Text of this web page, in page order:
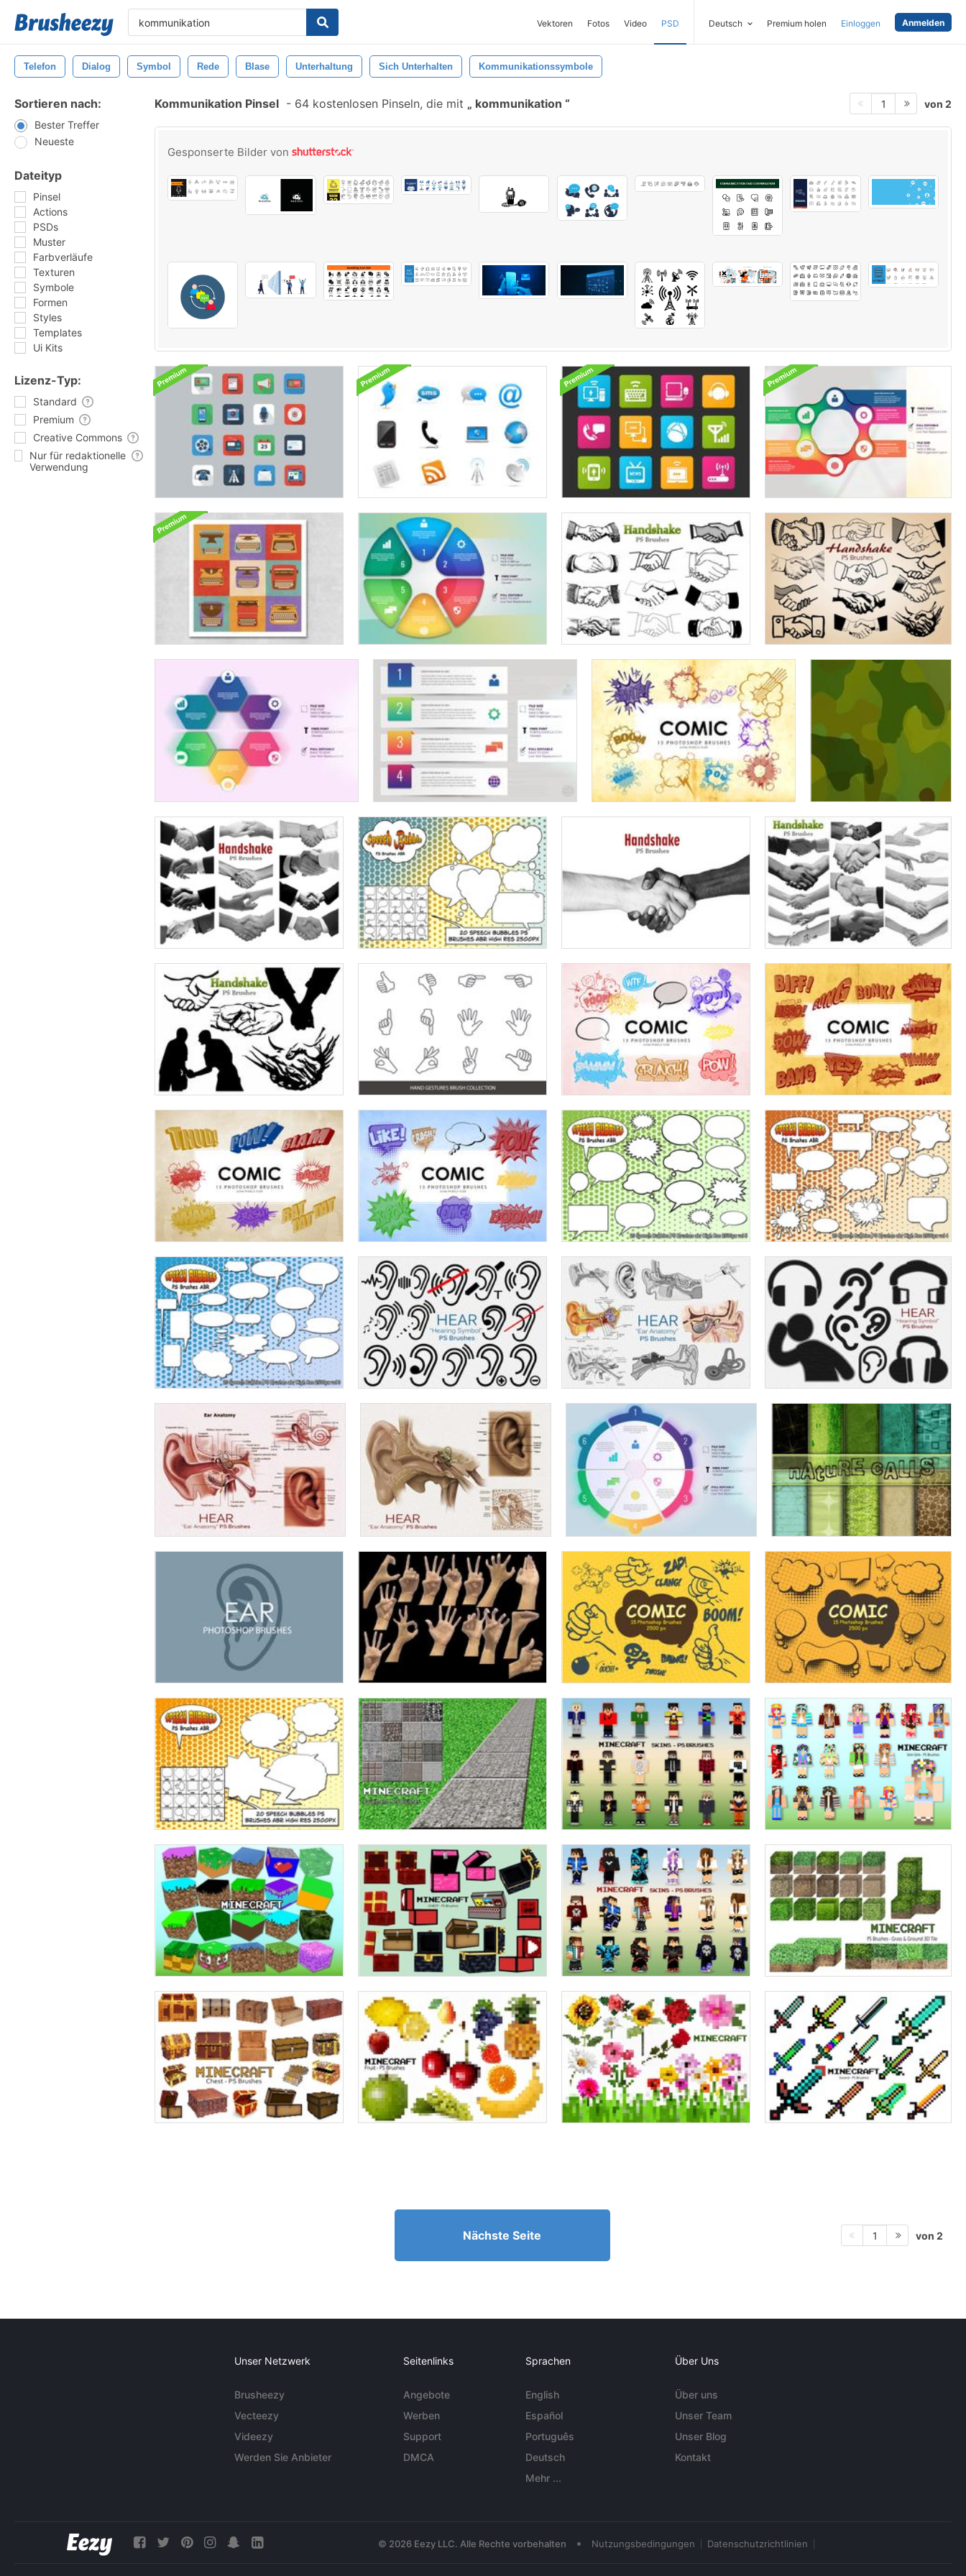
Vektoren Fotos Video PSD Deutsch Premium holen Einloggen Anmelden
Telefon Dialog Symbol Rede Blase Unterhaltung Sich Unterhalten Kommunikationssymbole
Sortieren nach:
Bester Treffer
Neueste
Dateityp
Pinsel
Actions
PSDs
Muster
Farbverläufe
Texturen
Symbole
Formen
Styles
Templates
Ui Kits
Lizenz-Typ:
Standard
Premium
Creative Commons
Nur für redaktionelle
Verwendung
Kommunikation Pinsel - 64 kostenlosen Pinseln, die mit kommunikation 1 von 2
Gesponserte Bilder von
Nächste Seite 1 von 2
Unser Netzwerk
Brusheezy
Vecteezy
Videezy
Werden Sie Anbieter
Seitenlinks
Angebote
Werben
Support
DMCA
Sprachen
English
Español
Português
Deutsch
Mehr ...
Über Uns
Über uns
Unser Team
Unser Blog
Kontakt
© 2026 Eezy LLC. Alle Rechte vorbehalten • Nutzungsbedingungen Datenschutzrichtlinien